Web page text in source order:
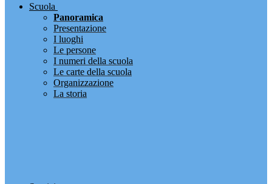
Scuola
Panoramica
Presentazione
I luoghi
Le persone
I numeri della scuola
Le carte della scuola
Organizzazione
La storia